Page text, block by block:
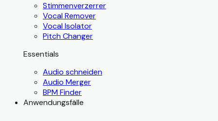
Stimmenverzerrer
Vocal Remover
Vocal Isolator
Pitch Changer
Essentials
Audio schneiden
Audio Merger
BPM Finder
Anwendungsfälle